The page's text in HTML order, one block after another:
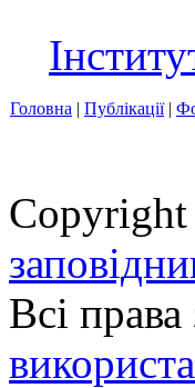
Головна | Публікації|
Всі